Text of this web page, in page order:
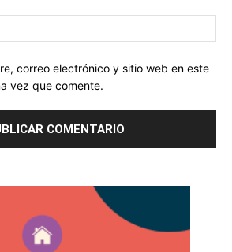
correo electrónico y sitio web en este
vez que comente.